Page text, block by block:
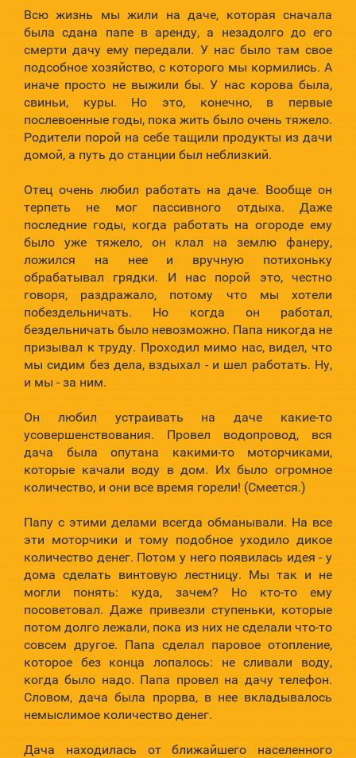
Всю жизнь мы жили на даче, которая сначала
была сдана папе в аренду, а незадолго до его
смерти дачу ему передали. У нас было там свое
подсобное хозяйство, с которого мы кормились. А
иначе просто не выжили бы. У нас корова была,
свиньи, куры. Но это, конечно, в первые
послевоенные годы, пока жить было очень тяжело.
Родители порой на себе тащили продукты из дачи
домой, а путь до станции был неблизкий.
Отец очень любил работать на даче. Вообще он
терпеть не мог пассивного отдыха. Даже
последние годы, когда работать на огороде ему
было уже тяжело, он клал на землю фанеру,
ложился на нее и вручную потихоньку
обрабатывал грядки. И нас порой это, честно
говоря, раздражало, потому что мы хотели
побездельничать. Но когда он работал,
бездельничать было невозможно. Папа никогда не
призывал к труду. Проходил мимо нас, видел, что
мы сидим без дела, вздыхал - и шел работать. Ну,
и мы - за ним.
Он любил устраивать на даче какие-то
усовершенствования. Провел водопровод, вся
дача была опутана какими-то моторчиками,
которые качали воду в дом. Их было огромное
количество, и они все время горели! (Смеется.)
Папу с этими делами всегда обманывали. На все
эти моторчики и тому подобное уходило дикое
количество денег. Потом у него появилась идея - у
дома сделать винтовую лестницу. Мы так и не
могли понять: куда, зачем? Но кто-то ему
посоветовал. Даже привезли ступеньки, которые
потом долго лежали, пока из них не сделали что-то
совсем другое. Папа сделал паровое отопление,
которое без конца лопалось: не сливали воду,
когда было надо. Папа провел на дачу телефон.
Словом, дача была прорва, в нее вкладывалось
немыслимое количество денег.
Дача находилась от ближайшего населенного